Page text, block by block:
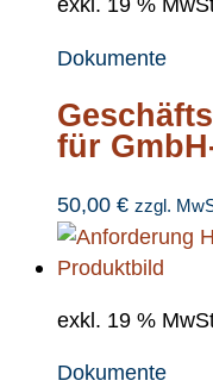
Dokumente
für
50,00 € zzgl.
exkl. 19 %
Dokumente